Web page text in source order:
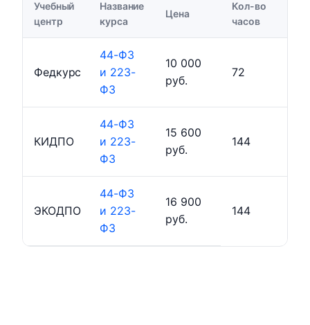
Учебный
центр
Название
курса
Цена
Кол-во
часов
Федкурс
44-ФЗ
и 223-
ФЗ
10 000
руб.
72
КИДПО
44-ФЗ
и 223-
ФЗ
15 600
руб.
144
ЭКОДПО
44-ФЗ
и 223-
ФЗ
16 900
руб.
144